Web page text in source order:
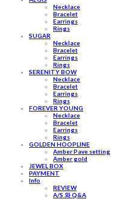
Necklace
Bracelet
Earrings
Rings
SUGAR
Necklace
Bracelet
Earrings
Rings
SERENITY BOW
Necklace
Bracelet
Earrings
Rings
FOREVER YOUNG
Necklace
Bracelet
Earrings
Rings
GOLDEN HOOPLINE
Amber Pave setting
Amber gold
JEWEL BOX
PAYMENT
Info
REVIEW
A/S 와 Q&A